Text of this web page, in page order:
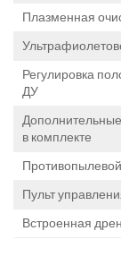
Плазменная
Регулировка
ДУ
в комплекте
Пульт
Встроенная